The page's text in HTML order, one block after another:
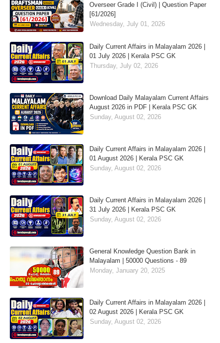
Overseer Grade I (Civil) | Question Paper
[61/2026]
Wednesday, July 01, 2026
Daily Current Affairs in Malayalam 2026 |
01 July 2026 | Kerala PSC GK
Thursday, July 02, 2026
Download Daily Malayalam Current Affairs
August 2026 in PDF | Kerala PSC GK
Sunday, August 02, 2026
Daily Current Affairs in Malayalam 2026 |
01 August 2026 | Kerala PSC GK
Sunday, August 02, 2026
Daily Current Affairs in Malayalam 2026 |
31 July 2026 | Kerala PSC GK
Sunday, August 02, 2026
General Knowledge Question Bank in
Malayalam | 50000 Questions - 89
Monday, January 20, 2025
Daily Current Affairs in Malayalam 2026 |
02 August 2026 | Kerala PSC GK
Sunday, August 02, 2026